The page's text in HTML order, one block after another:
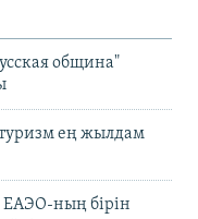
община"
ең жылдам
ның бірін